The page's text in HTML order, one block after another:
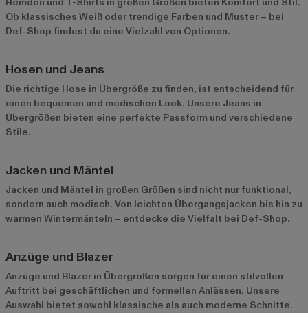
Ob klassisches Weiß oder trendige Farben und Muster – bei
Def-Shop findest du eine Vielzahl von Optionen.
Hosen und Jeans
Die richtige Hose in Übergröße zu finden, ist entscheidend für
einen bequemen und modischen Look. Unsere Jeans in
Übergrößen bieten eine perfekte Passform und verschiedene
Stile.
Jacken und Mäntel
Jacken und Mäntel in großen Größen sind nicht nur funktional,
sondern auch modisch. Von leichten Übergangsjacken bis hin zu
warmen Wintermänteln – entdecke die Vielfalt bei Def-Shop.
Anzüge und Blazer
Anzüge und Blazer in Übergrößen sorgen für einen stilvollen
Auftritt bei geschäftlichen und formellen Anlässen. Unsere
Auswahl bietet sowohl klassische als auch moderne Schnitte.